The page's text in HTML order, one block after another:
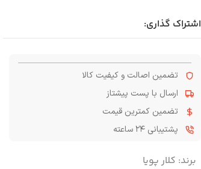
اشتراک گذاری:
تضمین اصالت و کیفیت کالا
ارسال با پست پیشتاز
تضمین کمترین قیمت
پشتیبانی ۲۴ ساعته
برند: کلار پویا